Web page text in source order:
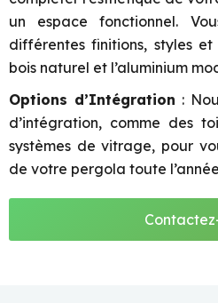
un espace fonctionnel.
différentes finitions, styles
bois naturel et l’aluminium
Options d’Intégration :
d’intégration, comme des
systèmes de vitrage, pour
de votre pergola toute